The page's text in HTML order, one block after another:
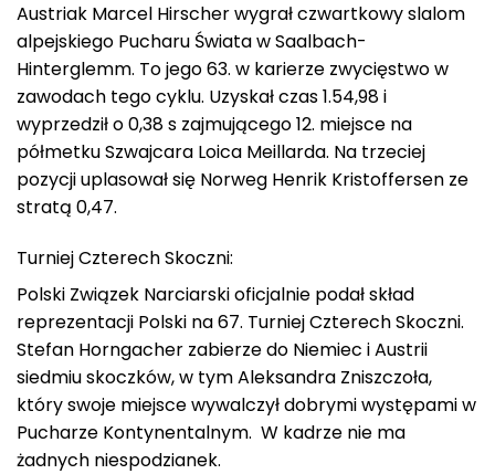
Austriak Marcel Hirscher wygrał czwartkowy slalom
alpejskiego Pucharu Świata w Saalbach-
Hinterglemm. To jego 63. w karierze zwycięstwo w
zawodach tego cyklu. Uzyskał czas 1.54,98 i
wyprzedził o 0,38 s zajmującego 12. miejsce na
półmetku Szwajcara Loica Meillarda. Na trzeciej
pozycji uplasował się Norweg Henrik Kristoffersen ze
stratą 0,47.
Turniej Czterech Skoczni:
Polski Związek Narciarski oficjalnie podał skład
reprezentacji Polski na 67. Turniej Czterech Skoczni.
Stefan Horngacher zabierze do Niemiec i Austrii
siedmiu skoczków, w tym Aleksandra Zniszczoła,
który swoje miejsce wywalczył dobrymi występami w
Pucharze Kontynentalnym. W kadrze nie ma
żadnych niespodzianek.